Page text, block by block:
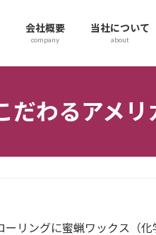
会社概要
company
当社について
about
だわるアメリ
ーリングに蜜蝋ワックス（